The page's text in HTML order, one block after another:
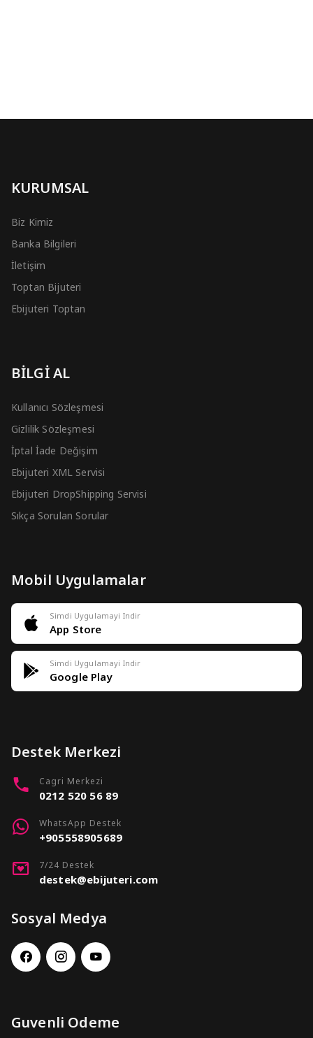
KURUMSAL
Biz Kimiz
Banka Bilgileri
İletişim
Toptan Bijuteri
Ebijuteri Toptan
BİLGİ AL
Kullanıcı Sözleşmesi
Gizlilik Sözleşmesi
İptal İade Değişim
Ebijuteri XML Servisi
Ebijuteri DropShipping Servisi
Sıkça Sorulan Sorular
Mobil Uygulamalar
Simdi Uygulamayi Indir
App Store
Simdi Uygulamayi Indir
Google Play
Destek Merkezi
Cagri Merkezi
0212 520 56 89
WhatsApp Destek
+905558905689
7/24 Destek
destek@ebijuteri.com
Sosyal Medya
Guvenli Odeme